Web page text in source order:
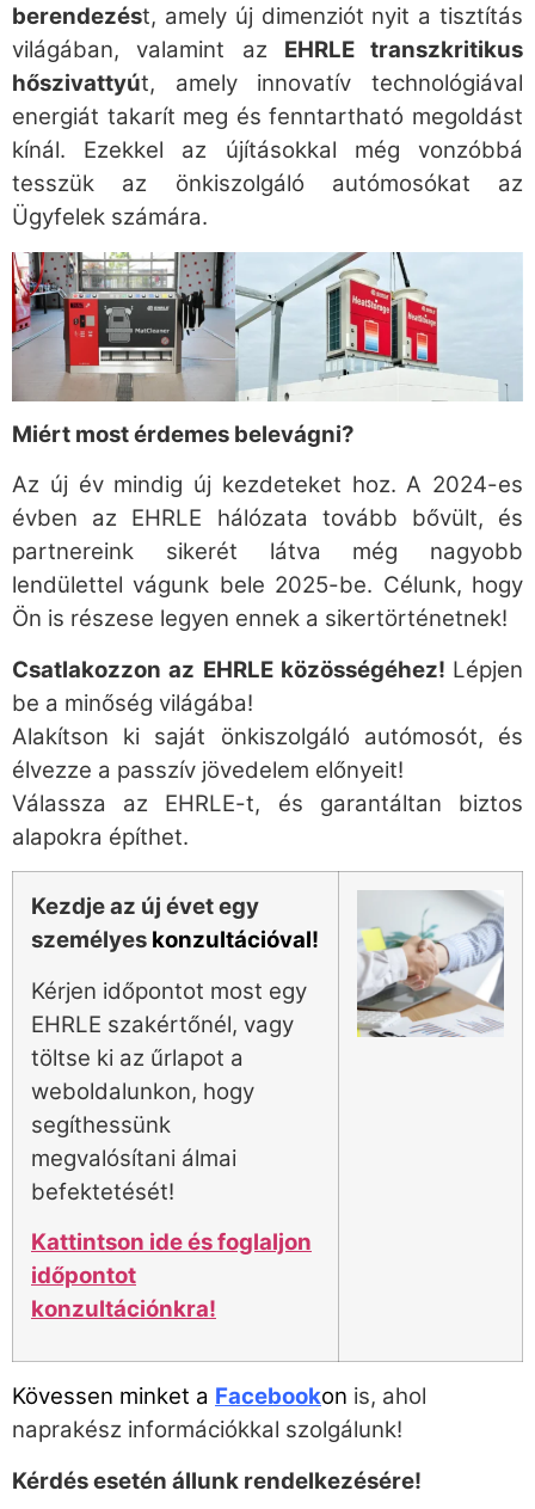
berendezést, amely új dimenziót nyit a tisztítás
világában, valamint az EHRLE transzkritikus
hőszivattyút, amely innovatív technológiával
energiát takarít meg és fenntartható megoldást
kínál. Ezekkel az újításokkal még vonzóbbá
tesszük az önkiszolgáló autómosókat az
Ügyfelek számára.
Miért most érdemes belevágni?
Az új év mindig új kezdeteket hoz. A 2024-es
évben az EHRLE hálózata tovább bővült, és
partnereink sikerét látva még nagyobb
lendülettel vágunk bele 2025-be. Célunk, hogy
Ön is részese legyen ennek a sikertörténetnek!
Csatlakozzon az EHRLE közösségéhez! Lépjen
be a minőség világába!
Alakítson ki saját önkiszolgáló autómosót, és
élvezze a passzív jövedelem előnyeit!
Válassza az EHRLE-t, és garantáltan biztos
alapokra építhet.
Kezdje az új évet egy
személyes konzultációval!
Kérjen időpontot most egy
EHRLE szakértőnél, vagy
töltse ki az űrlapot a
weboldalunkon, hogy
segíthessünk
megvalósítani álmai
befektetését!
Kattintson ide és foglaljon
időpontot
konzultációnkra!
Kövessen minket a Facebookon is, ahol
naprakész információkkal szolgálunk!
Kérdés esetén állunk rendelkezésére!